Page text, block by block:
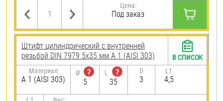
Цена:
Под заказ
Штифт цилиндрический с внутренней
резьбой DIN 7979 5х35 мм А 1 (AISI 303)
Материал
А 1 (AISI 303)
Ø
?
5
L
?
35
D
3
L1
4,5
В СПИСОК